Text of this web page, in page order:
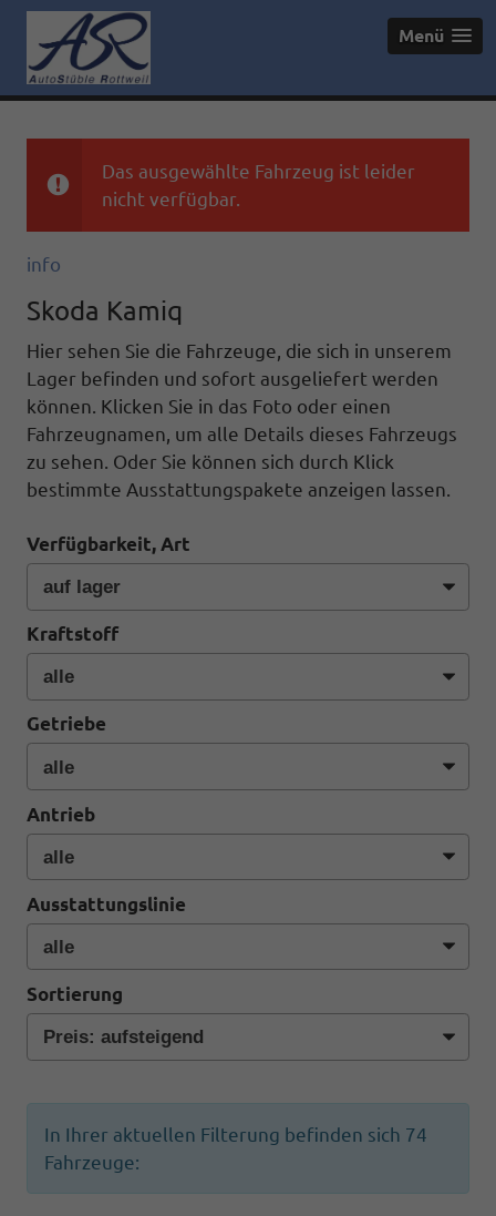
Menü
Das ausgewählte Fahrzeug ist leider
nicht verfügbar.
info
Skoda Kamiq
Hier sehen Sie die Fahrzeuge, die sich in unserem
Lager befinden und sofort ausgeliefert werden
können. Klicken Sie in das Foto oder einen
Fahrzeugnamen, um alle Details dieses Fahrzeugs
zu sehen. Oder Sie können sich durch Klick
bestimmte Ausstattungspakete anzeigen lassen.
Verfügbarkeit, Art
Kraftstoff
Getriebe
Antrieb
Ausstattungslinie
Sortierung
In Ihrer aktuellen Filterung befinden sich 74
Fahrzeuge: